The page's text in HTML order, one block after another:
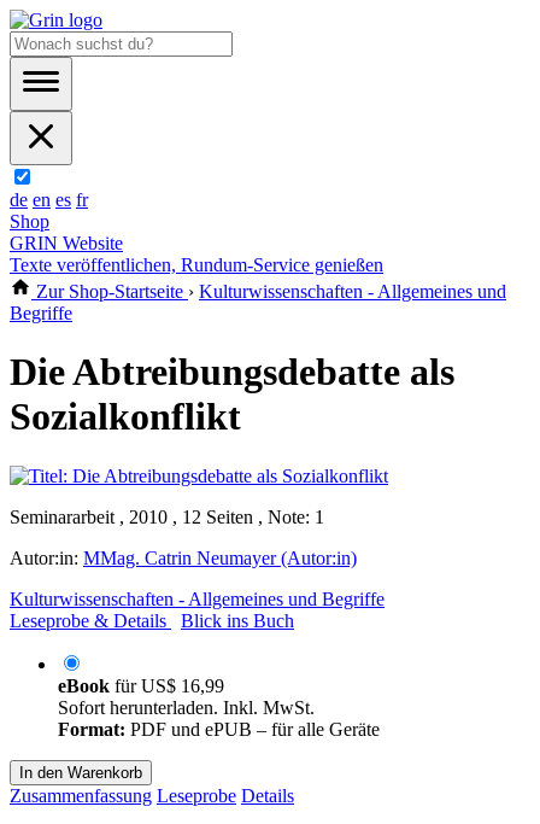
de en es fr
Shop
GRIN Website
Texte veröffentlichen, Rundum-Service genießen
Zur Shop-Startseite › Kulturwissenschaften - Allgemeines und
Begriffe
Die Abtreibungsdebatte als
Sozialkonflikt
Seminararbeit , 2010 , 12 Seiten , Note: 1
Autor:in: MMag. Catrin Neumayer (Autor:in)
Kulturwissenschaften - Allgemeines und Begriffe
Leseprobe & Details
Blick ins Buch
eBook fürUS$ 16,99
Sofort herunterladen. Inkl. MwSt.
Format: PDF und ePUB – für alle Geräte
In den Warenkorb
Zusammenfassung Leseprobe Details